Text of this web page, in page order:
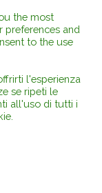
the most
preferences and
to the use
l'esperienza
se ripeti le
all'uso di tutti i